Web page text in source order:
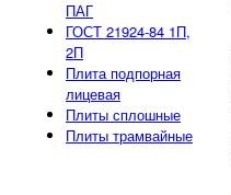
ПАГ
ГОСТ 21924-84 1П,
2П
Плита подпорная
лицевая
Плиты сплошные
Плиты трамвайные